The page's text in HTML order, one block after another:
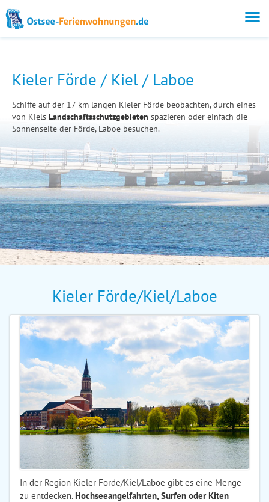
Kieler Förde / Kiel / Laboe
Schiffe auf der 17 km langen Kieler Förde beobachten, durch eines
von Kiels Landschaftsschutzgebieten spazieren oder einfach die
Sonnenseite der Förde, Laboe besuchen.
Kieler Förde/Kiel/Laboe
In der Region Kieler Förde/Kiel/Laboe gibt es eine Menge
zu entdecken. Hochseeangelfahrten, Surfen oder Kiten